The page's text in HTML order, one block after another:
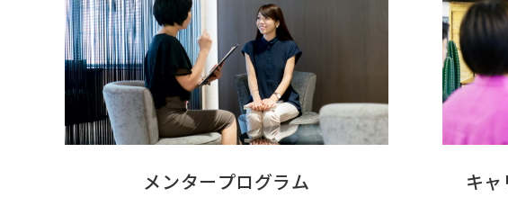
メンタープログラム キャ